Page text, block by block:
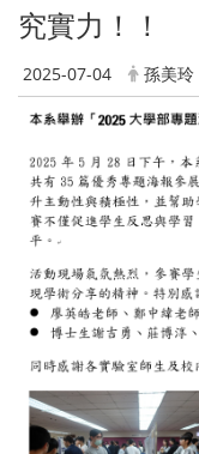
究實力！！
2025-07-04 孫美玲